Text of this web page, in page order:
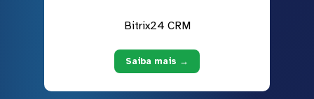
Bitrix24 CRM
Saiba mais →